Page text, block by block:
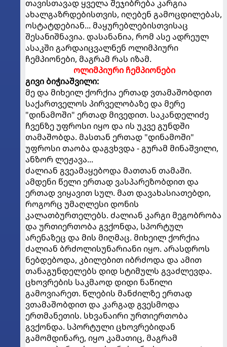
თავისთავად ყველა შეჯიბრება კარგია
ახალგაზრდებისთვის, იღებენ გამოცდილებას,
ოსტატდებიან... მაყურებლებისთვისაც
შესანიშნავია. დასანანია, რომ ასე ადრეულ
ასაკში გარდაიცვალნენ ოლიმპიური
ჩემპიონები, მაგრამ რას იზამ.
ოლიმპიური ჩემპიონები
გივი ბიჭიაშვილი:
მე და მიხეილ ქორქია ერთად ვთამაშობდით
საქართველოს პირველობაზე და მერე
"დინამოში" ერთად მივედით. საკანდელიძე
ჩვენზე უფროსი იყო და ის უკვე გუნდში
თამაშობდა. მასთან ერთად "დინამოში"
უფროსი თაობა დაგვხვდა - გურამ მინაშვილი,
ანზორ ლეჟავა...
ძალიან გვეამაყებოდა მათთან თამაში.
ამდენი წელი ერთად ვასპარეზობდით და
ერთად ვიყავით სულ. მათ დავახასიათებდი,
როგორც უმაღლესი დონის
კალათბურთელებს. ძალიან კარგი მეგობრობა
და ურთიერთობა გვქონდა, სპორტულ
არენაზეც და მის მიღმაც. მიხეილ ქორქია
ძალიან ბრძოლისუნარიანი იყო. არასდროს
ნებდებოდა, კბილებით იბრძოდა და ამით
თანაგუნდელებს დიდ სტიმულს გვაძლევდა.
ცხოვრების საკმაოდ დიდი ნაწილი
გამოვიარეთ. წლების მანძილზე ერთად
ვთამაშობდით და კარგად გვესმოდა
ერთმანეთის. სხვანაირი ურთიერთობა
გვქონდა. სპორტული ცხოვრებიდან
გამომდინარე, იყო კამათიც, მაგრამ